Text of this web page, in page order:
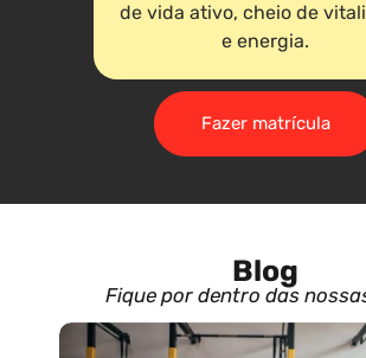
de vida ativo, cheio de
e energia.
Fazer matrícula
Blog
Fique por dentro das